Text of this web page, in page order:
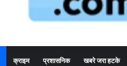
क्राइम प्रशासनिक खबरे जरा हटके